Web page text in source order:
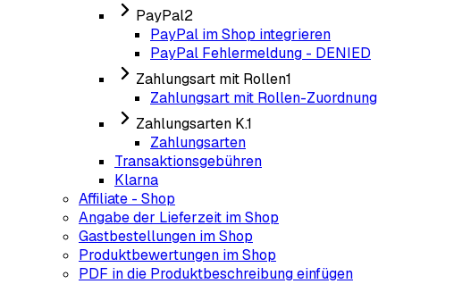
PayPal2
PayPal im Shop integrieren
PayPal Fehlermeldung - DENIED
Zahlungsart mit Rollen1
Zahlungsart mit Rollen-Zuordnung
Zahlungsarten K.1
Zahlungsarten
Transaktionsgebühren
Klarna
Affiliate - Shop
Angabe der Lieferzeit im Shop
Gastbestellungen im Shop
Produktbewertungen im Shop
PDF in die Produktbeschreibung einfügen